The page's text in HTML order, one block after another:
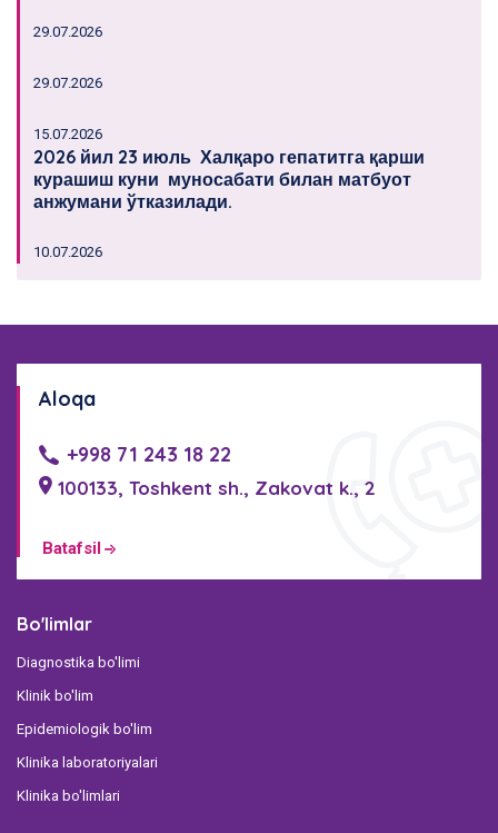
29.07.2026
29.07.2026
15.07.2026
2026 йил 23 июль Халқаро гепатитга қарши
курашиш куни муносабати билан матбуот
анжумани ўтказилади.
10.07.2026
Aloqa
+998 71 243 18 22
100133, Toshkent sh., Zakovat k., 2
Batafsil
Bo'limlar
Diagnostika bo'limi
Klinik bo'lim
Epidemiologik bo'lim
Klinika laboratoriyalari
Klinika bo'limlari